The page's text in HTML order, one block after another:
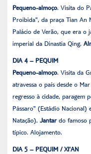
Pequeno-almoço. Visita do
Proibida", da praça Tian An
Palácio de Verão, que era o
imperial da Dinastia Qing.
DIA 4 – PEQUIM
Pequeno-almoço. Visita da
atravessa o país desde o
regresso à cidade, paragem
Pássaro" (Estádio
Natação). Jantardo famoso
típico. Alojamento.
DIA 5 – PEQUIM / XI'AN